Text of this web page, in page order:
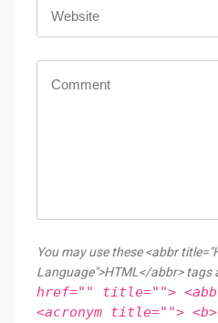
You may use these <abbr
Language">HTML</abbr> tags
href="" title="">
<acronym title="">